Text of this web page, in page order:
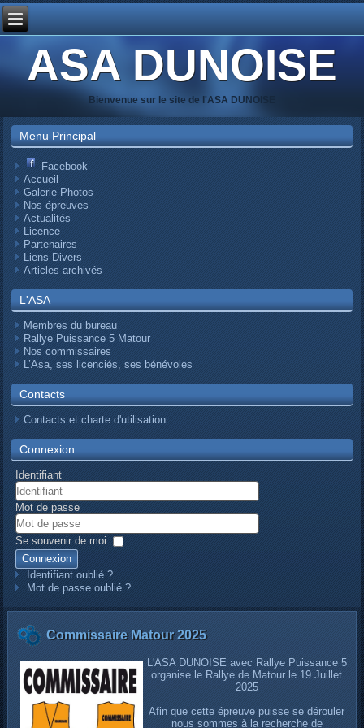
ASA DUNOISE
Bienvenue sur le site de l'ASA DUNOISE
Menu Principal
Facebook
Accueil
Galerie Photos
Nos épreuves
Actualités
Licence
Partenaires
Liens Divers
Articles archivés
L'ASA
Membres du bureau
Rallye Puissance 5 Matour
Nos commissaires
L’Asa, ses licenciés, ses bénévoles
Contacts
Contacts et charte d'utilisation
Connexion
Identifiant
Mot de passe
Se souvenir de moi
Connexion
Identifiant oublié ?
Mot de passe oublié ?
Commissaire Matour 2025
L'ASA DUNOISE avec Rallye Puissance 5
organise le Rallye de Matour le 19 Juillet
2025
Afin que cette épreuve puisse se dérouler
nous sommes à la recherche de